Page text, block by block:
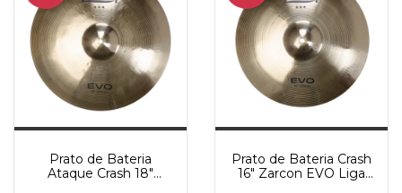
Prato de Bateria
Ataque Crash 18"
Prato de Bateria Crash
16" Zarcon EVO Liga